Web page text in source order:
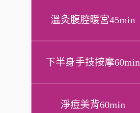
溫灸腹腔暖宮45min
下半身手技按摩60min
淨痘美背60min